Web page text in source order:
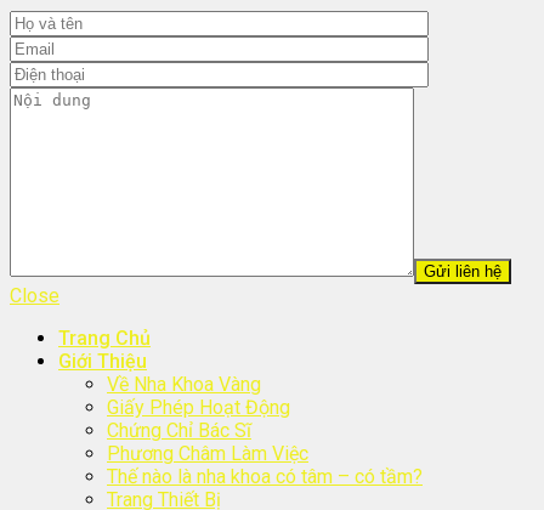
Close
Trang Chủ
Giới Thiệu
Về Nha Khoa Vàng
Giấy Phép Hoạt Động
Chứng Chỉ Bác Sĩ
Phương Châm Làm Việc
Thế nào là nha khoa có tâm – có tầm?
Trang Thiết Bị